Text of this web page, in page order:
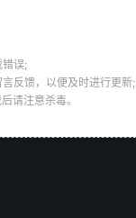
误;
反馈，以便及时进行更新;
请注意杀毒。